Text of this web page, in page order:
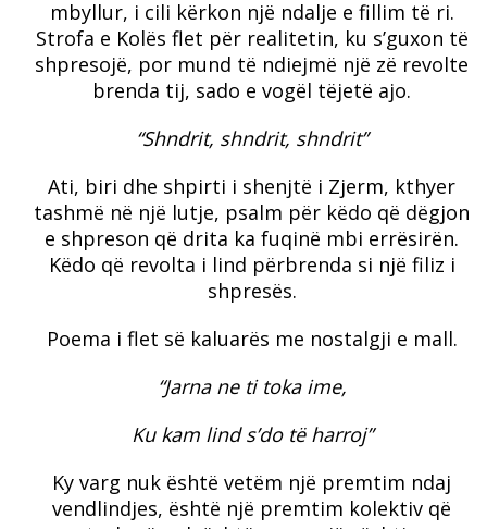
mbyllur, i cili kërkon një ndalje e fillim të ri.
Strofa e Kolës flet për realitetin, ku s’guxon të
shpresojë, por mund të ndiejmë një zë revolte
brenda tij, sado e vogël tëjetë ajo.
“Shndrit, shndrit, shndrit”
Ati, biri dhe shpirti i shenjtë i Zjerm, kthyer
tashmë në një lutje, psalm për këdo që dëgjon
e shpreson që drita ka fuqinë mbi errësirën.
Këdo që revolta i lind përbrenda si një filiz i
shpresës.
Poema i flet së kaluarës me nostalgji e mall.
“Jarna ne ti toka ime,
Ku kam lind s’do të harroj”
Ky varg nuk është vetëm një premtim ndaj
vendlindjes, është një premtim kolektiv që